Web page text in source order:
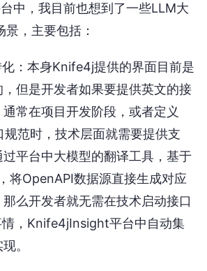
中，我目前也想到了一些LLM大
，主要包括：
：本身Knife4j提供的界面目前是
但是开发者如果要提供英文的接
常在项目开发阶段，或者定义
规范时，技术层面就需要提供支
平台中大模型的翻译工具，基于
将OpenAPI数据源直接生成对应
么开发者就无需在技术启动接口
情，Knife4jInsight平台中自动集
。